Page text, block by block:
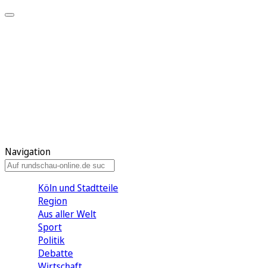
Navigation
Köln und Stadtteile
Region
Aus aller Welt
Sport
Politik
Debatte